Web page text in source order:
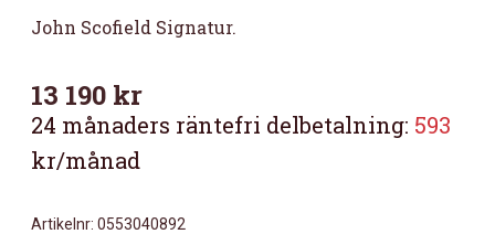
John Scofield Signatur.
13 190 kr
24 månaders räntefri delbetalning: 593
kr/månad
Artikelnr: 0553040892